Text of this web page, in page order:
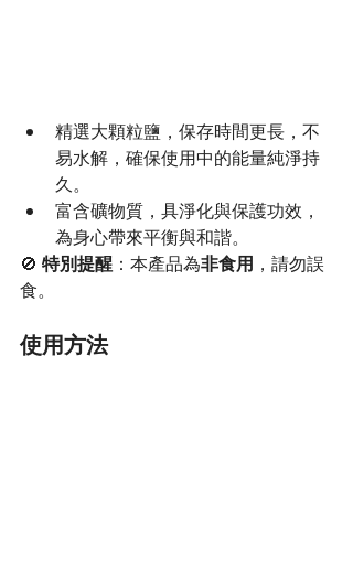
精選大顆粒鹽，保存時間更長，不
易水解，確保使用中的能量純淨持
久。
富含礦物質，具淨化與保護功效，
為身心帶來平衡與和諧。
🚫 特別提醒 ：本產品為非食用 ，請勿誤
食。
使用方法